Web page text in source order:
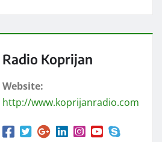
Radio Koprijan
Website:
http://www.koprijanradio.com